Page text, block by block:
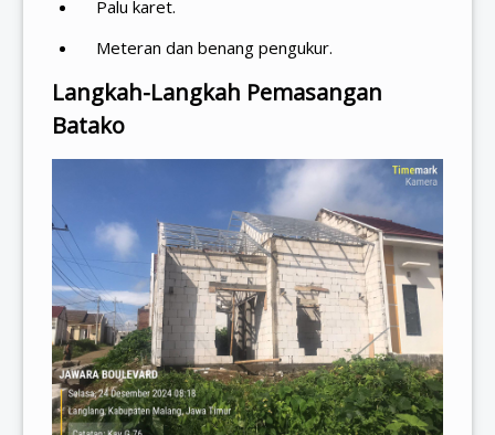
Palu karet.
Meteran dan benang pengukur.
Langkah-Langkah Pemasangan
Batako